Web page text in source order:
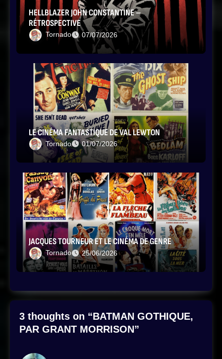
HELLBLAZER JOHN CONSTANTINE –
RÉTROSPECTIVE
Tornado 07/07/2026
LE CINÉMA FANTASTIQUE DE VAL LEWTON
Tornado 01/07/2026
JACQUES TOURNEUR ET LE CINÉMA DE GENRE
Tornado 25/06/2026
3 thoughts on “BATMAN GOTHIQUE,
PAR GRANT MORRISON”